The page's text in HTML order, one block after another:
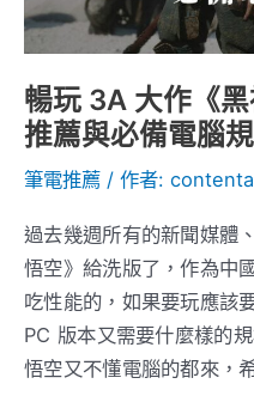
暢玩 3A 大作《
推薦與必備電腦
筆電推薦 / 作者:
過去幾週所有的新聞媒體
悟空》給洗版了，作為中
吃性能的，如果要玩應該
PC 版本又需要什麼樣的
悟空又不懂電腦的都來，
神
話：
悟
空》？
筆
電
薦
與
必
備
電